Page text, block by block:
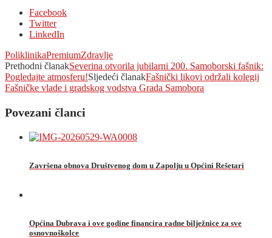
Facebook
Twitter
LinkedIn
PoliklinikaPremiumZdravlje
Prethodni članakSeverina otvorila jubilarni 200. Samoborski fašnik:
Pogledajte atmosferu!Sljedeći članakFašnički likovi održali kolegij
Fašničke vlade i gradskog vodstva Grada Samobora
Povezani članci
Završena obnova Društvenog dom u Zapolju u Općini Rešetari
Općina Dubrava i ove godine financira radne bilježnice za sve
osnovnoškolce